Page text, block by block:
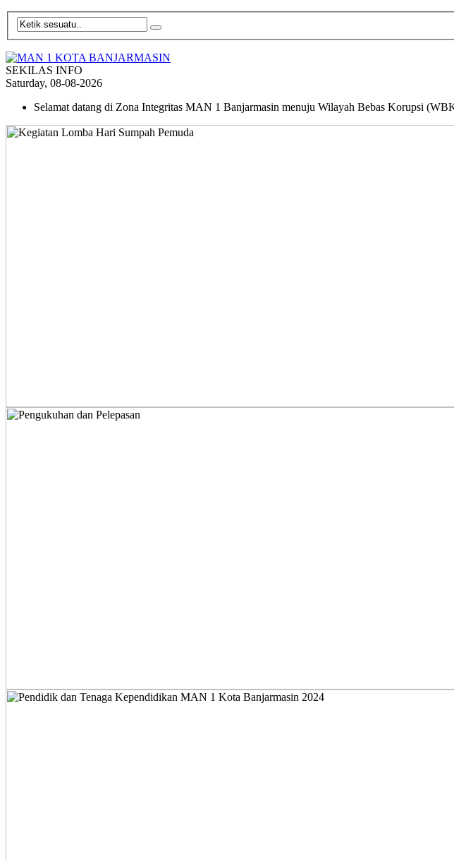
SEKILAS INFO
Saturday, 08-08-2026
Selamat datang di Zona Integritas MAN 1 Banjarmasin menuju Wilayah Bebas Korupsi